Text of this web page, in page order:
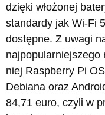
dzięki włożonej
standardy jak Wi-Fi
dostępne. Z uwagi
najpopularniejszego
niej Raspberry Pi
Debiana oraz
84,71 euro, czyli w